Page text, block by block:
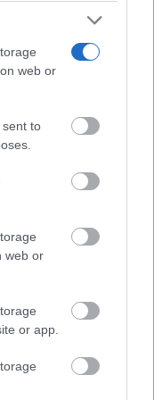
web or
to
web or
or app.
donde
más
también habrá
teatro,
distintos espacios
Jornadas
durante más de
de las